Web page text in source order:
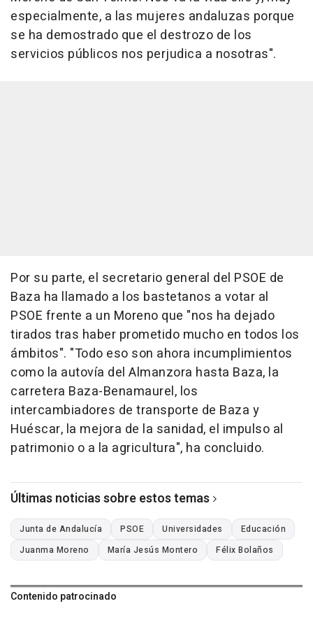
especialmente, a las mujeres andaluzas porque
se ha demostrado que el destrozo de los
servicios públicos nos perjudica a nosotras".
Por su parte, el secretario general del PSOE de
Baza ha llamado a los bastetanos a votar al
PSOE frente a un Moreno que "nos ha dejado
tirados tras haber prometido mucho en todos los
ámbitos". "Todo eso son ahora incumplimientos
como la autovía del Almanzora hasta Baza, la
carretera Baza-Benamaurel, los
intercambiadores de transporte de Baza y
Huéscar, la mejora de la sanidad, el impulso al
patrimonio o a la agricultura", ha concluido.
Últimas noticias sobre estos temas
Junta de Andalucía PSOE Universidades
Educación
Juanma Moreno
María Jesús Montero Félix Bolaños
Contenido patrocinado